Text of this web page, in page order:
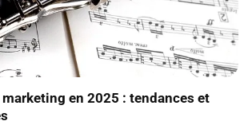
en 2025 : tendances et